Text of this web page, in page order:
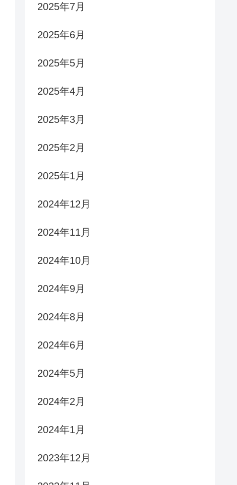
2025年7月
2025年6月
2025年5月
2025年4月
2025年3月
2025年2月
2025年1月
2024年12月
2024年11月
2024年10月
2024年9月
2024年8月
2024年6月
2024年5月
2024年2月
2024年1月
2023年12月